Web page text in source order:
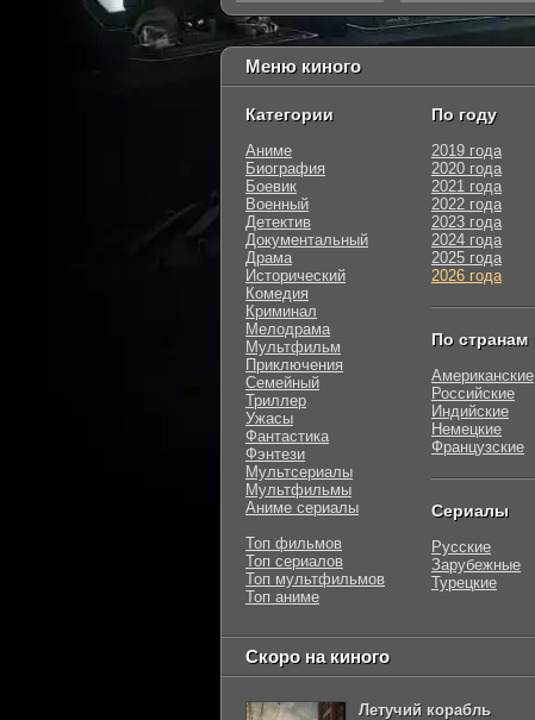
Меню киного
Категории
Аниме
Биография
Боевик
Военный
Детектив
Документальный
Драма
Исторический
Комедия
Криминал
Мелодрама
Мультфильм
Приключения
Семейный
Триллер
Ужасы
Фантастика
Фэнтези
Мультсериалы
Мультфильмы
Аниме сериалы
Топ фильмов
Топ сериалов
Топ мультфильмов
Топ аниме
По году
2019 года
2020 года
2021 года
2022 года
2023 года
2024 года
2025 года
2026 года
По странам
Американские
Российские
Индийские
Немецкие
Французские
Сериалы
Русские
Зарубежные
Турецкие
Скоро на киного
Летучий корабль